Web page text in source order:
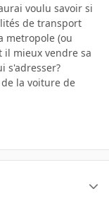
voulu savoir si
de transport
metropole (ou
il mieux vendre sa
s'adresser?
la voiture de